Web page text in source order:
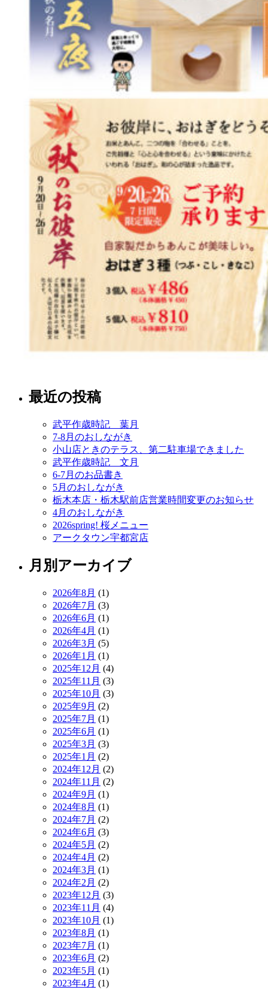
最近の投稿
武平作歳時記 葉月
7-8月のおしながき
小山店ときのテラス、第二駐車場できました
武平作歳時記 文月
6-7月のお品書き
5月のおしながき
栃木本店・栃木駅前店営業時間変更のお知らせ
4月のおしながき
2026spring! 桜メニュー
アークタウン宇都宮店
月別アーカイブ
2026年8月 (1)
2026年7月 (3)
2026年6月 (1)
2026年4月 (1)
2026年3月 (5)
2026年1月 (1)
2025年12月 (4)
2025年11月 (3)
2025年10月 (3)
2025年9月 (2)
2025年7月 (1)
2025年6月 (1)
2025年3月 (3)
2025年1月 (2)
2024年12月 (2)
2024年11月 (2)
2024年9月 (1)
2024年8月 (1)
2024年7月 (2)
2024年6月 (3)
2024年5月 (2)
2024年4月 (2)
2024年3月 (1)
2024年2月 (2)
2023年12月 (3)
2023年11月 (4)
2023年10月 (1)
2023年8月 (1)
2023年7月 (1)
2023年6月 (2)
2023年5月 (1)
2023年4月 (1)